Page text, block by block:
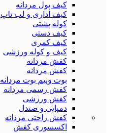
کیف پول مردانه
کیف اداری و لب تاپ
کوله پشتی
کیف دستی
کیف کمری
کیف و کوله ورزشی
کفش مردانه
کفش مردانه
بوت ونیم بوت مردانه
کفش رسمی مردانه
کفش ورزشی
دمپایی و صندل
کفش راحتی مردانه
اکسسوری کفش